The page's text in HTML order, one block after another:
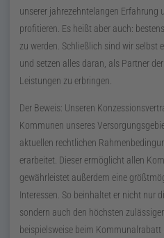
unserer jahrezehntelangen Erfahrung
profitieren. Es heißt aber auch:
zu werden. Schließlich sind wir selbst
und setzen alles daran, als Partner
Leistungen zu erbringen.
Der Beweis: Unseren
Kommunen unseres
aktuellen rechtlichen
erarbeitet. Dieser ermöglicht allen
gewährleistet außerdem eine
Interessen. So beinhaltet er nicht nur
sondern auch den höchsten
beispielsweise beim Kommunalrabatt